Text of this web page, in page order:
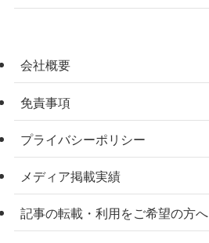
会社概要
免責事項
プライバシーポリシー
メディア掲載実績
記事の転載・利用をご希望の方へ